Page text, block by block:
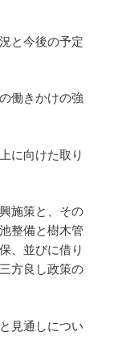
と今後の予定
働きかけの強
に向けた取り
施策と、その
整備と樹木管
、並びに借り
方良し政策の
見通しについ